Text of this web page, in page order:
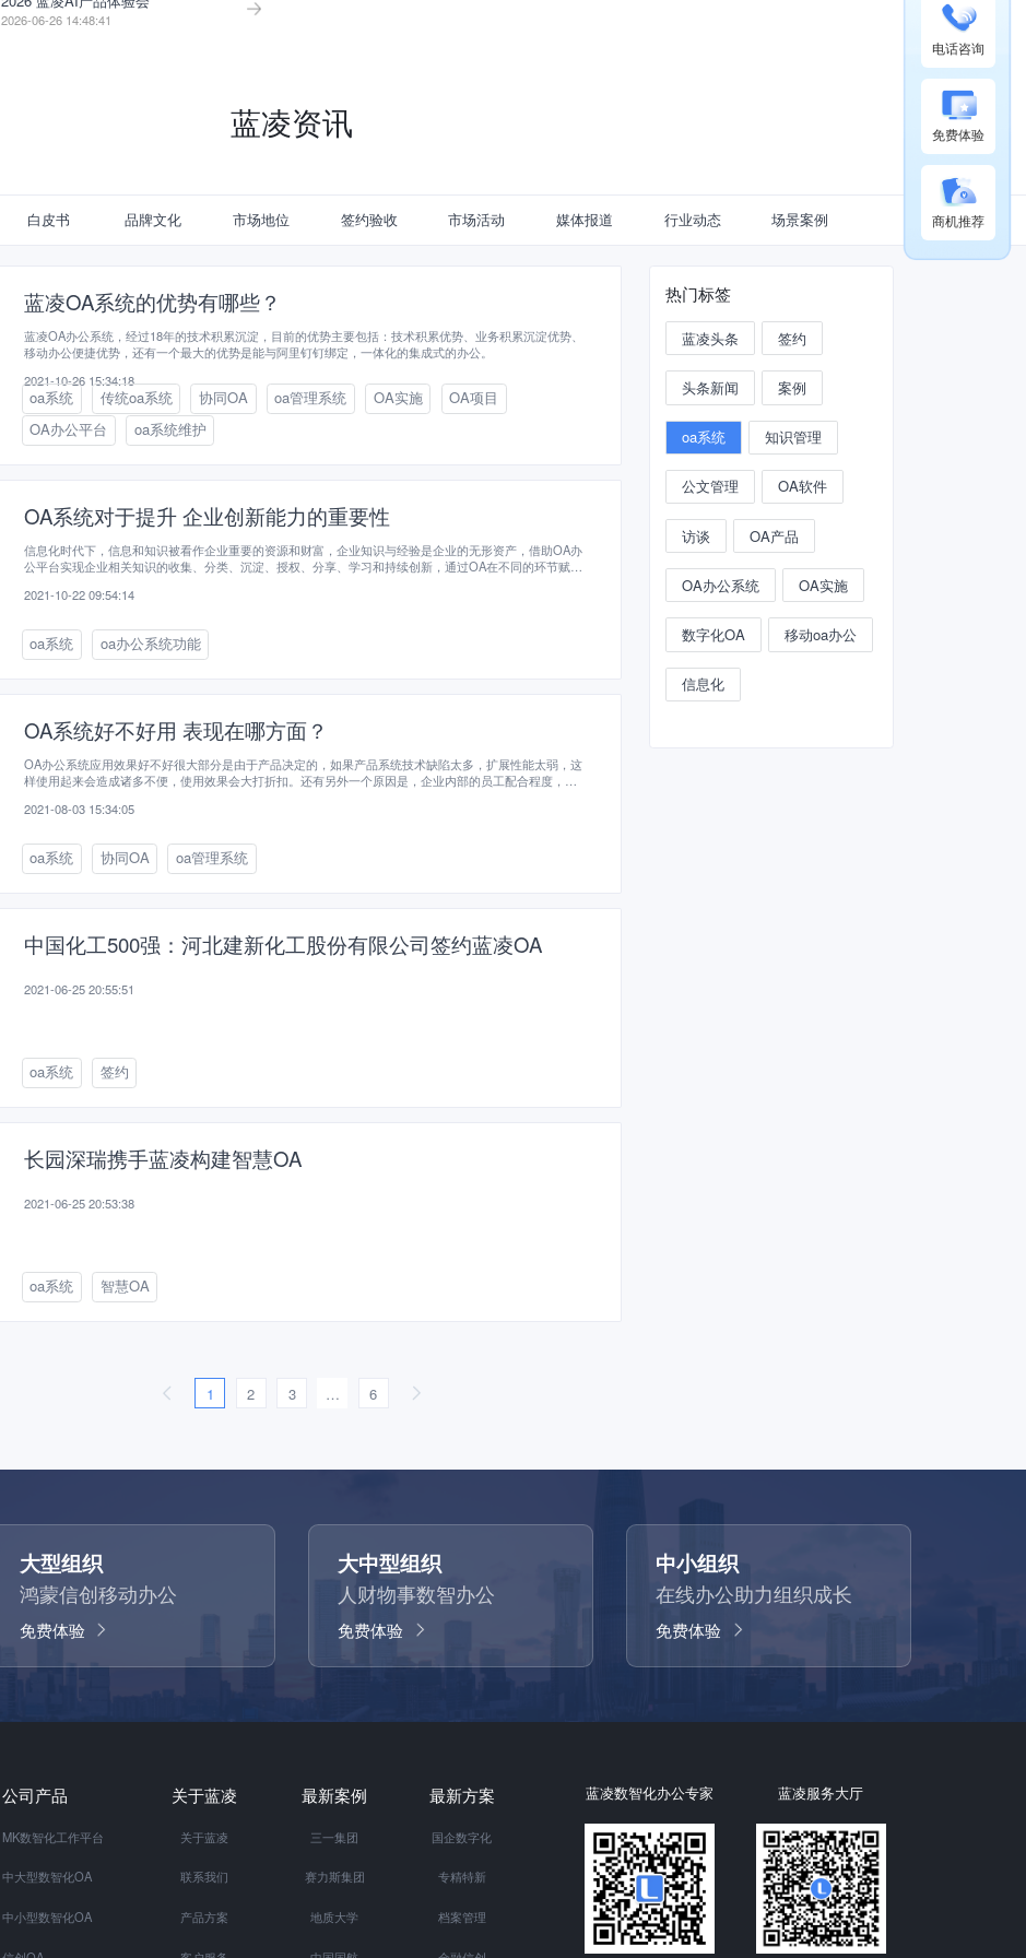
2026-06-26 14:48:41
蓝凌资讯
白皮书 品牌文化 市场地位 签约验收 市场活动 媒体报道 行业动态 场景案例
蓝凌OA系统的优势有哪些？
蓝凌OA办公系统，经过18年的技术积累沉淀，目前的优势主要包括：技术积累优势、业务积累沉淀优势、
移动办公便捷优势，还有一个最大的优势是能与阿里钉钉绑定，一体化的集成式的办公。
2021-10-26 15:34:18
oa系统 传统oa系统 协同OA oa管理系统 OA实施
OA项目
OA办公平台
oa系统维护
OA系统对于提升 企业创新能力的重要性
信息化时代下，信息和知识被看作企业重要的资源和财富，企业知识与经验是企业的无形资产，借助OA办
公平台实现企业相关知识的收集、分类、沉淀、授权、分享、学习和持续创新，通过OA在不同的环节赋予
积累相关的经验，在不同时期建立与企业发展相适应的各项规章制度，这些都是企业的智慧和结晶。利用
跨专业领域、跨部门、跨地域员工的交流与知识共享，建立稳定可积累的知识管理体系，打造好企业可持
续发展的基石。
2021-10-22 09:54:14
oa系统 oa办公系统功能
OA系统好不好用 表现在哪方面？
OA办公系统应用效果好不好很大部分是由于产品决定的，如果产品系统技术缺陷太多，扩展性能太弱，这
样使用起来会造成诸多不便，使用效果会大打折扣。还有另外一个原因是，企业内部的员工配合程度，如
2021-08-03 15:34:05
oa系统 协同OA oa管理系统
中国化工500强：河北建新化工股份有限公司签约蓝凌OA
2021-06-25 20:55:51
oa系统 签约
长园深瑞携手蓝凌构建智慧OA
2021-06-25 20:53:38
oa系统 智慧OA
热门标签
蓝凌头条 签约
头条新闻 案例
oa系统 知识管理
公文管理 OA软件
访谈 OA产品
OA办公系统 OA实施
数字化OA 移动oa办公
信息化
1 2 3 … 6
电话咨询
免费体验
商机推荐
大型组织
鸿蒙信创移动办公
免费体验
大中型组织
人财物事数智办公
免费体验
中小组织
在线办公助力组织成长
免费体验
公司产品
MK数智化工作平台
中大型数智化OA
中小型数智化OA
关于蓝凌
关于蓝凌
联系我们
产品方案
最新案例
三一集团
赛力斯集团
地质大学
最新方案
国企数字化
专精特新
档案管理
蓝凌数智化办公专家 蓝凌服务大厅